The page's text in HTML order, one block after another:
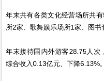
年末共有各类文化经营场所共
所2家、歌舞娱乐场所1家、图书
年末接待国内外游客28.75人次
综合收入0.13亿元、下降6.13%。